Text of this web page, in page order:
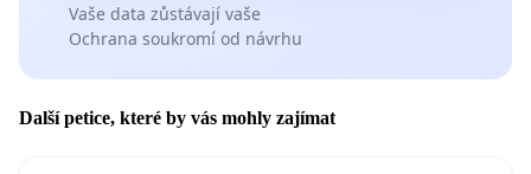
Vaše data zůstávají vaše
Ochrana soukromí od návrhu
Další petice, které by vás mohly zajímat